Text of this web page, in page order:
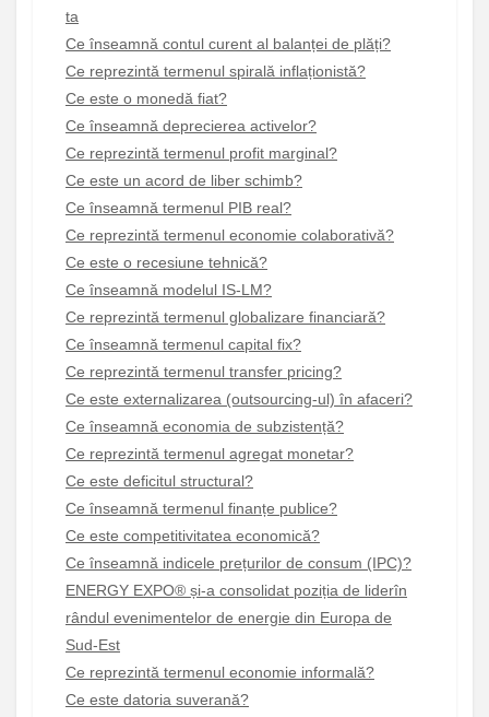
ta
Ce înseamnă contul curent al balanței de plăți?
Ce reprezintă termenul spirală inflaționistă?
Ce este o monedă fiat?
Ce înseamnă deprecierea activelor?
Ce reprezintă termenul profit marginal?
Ce este un acord de liber schimb?
Ce înseamnă termenul PIB real?
Ce reprezintă termenul economie colaborativă?
Ce este o recesiune tehnică?
Ce înseamnă modelul IS-LM?
Ce reprezintă termenul globalizare financiară?
Ce înseamnă termenul capital fix?
Ce reprezintă termenul transfer pricing?
Ce este externalizarea (outsourcing-ul) în afaceri?
Ce înseamnă economia de subzistență?
Ce reprezintă termenul agregat monetar?
Ce este deficitul structural?
Ce înseamnă termenul finanțe publice?
Ce este competitivitatea economică?
Ce înseamnă indicele prețurilor de consum (IPC)?
ENERGY EXPO® și-a consolidat poziția de liderîn
rândul evenimentelor de energie din Europa de
Sud-Est
Ce reprezintă termenul economie informală?
Ce este datoria suverană?